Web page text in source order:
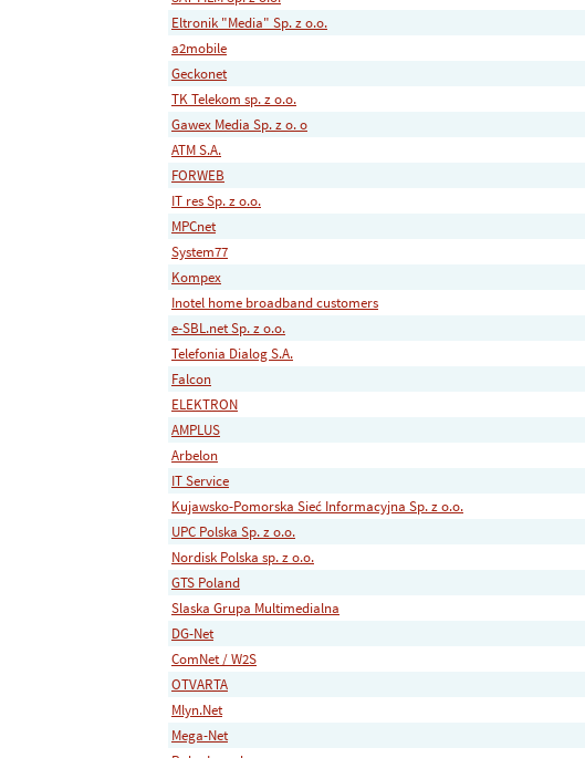
Eltronik "Media" Sp. z o.o.
a2mobile
Geckonet
TK Telekom sp. z o.o.
Gawex Media Sp. z o. o
ATM S.A.
FORWEB
IT res Sp. z o.o.
MPCnet
System77
Kompex
Inotel home broadband customers
e-SBL.net Sp. z o.o.
Telefonia Dialog S.A.
Falcon
ELEKTRON
AMPLUS
Arbelon
IT Service
Kujawsko-Pomorska Sieć Informacyjna Sp. z o.o.
UPC Polska Sp. z o.o.
Nordisk Polska sp. z o.o.
GTS Poland
Slaska Grupa Multimedialna
DG-Net
ComNet / W2S
OTVARTA
Mlyn.Net
Mega-Net